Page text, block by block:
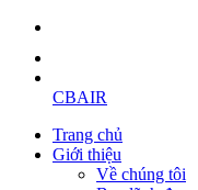
CBAIR
Trang chủ
Giới thiệu
Về chúng tôi